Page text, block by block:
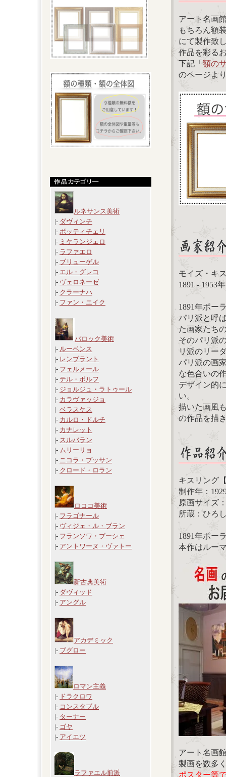
ルネサンス美術
|- ダヴィンチ
|- ボッティチェリ
|- ミケランジェロ
|- ラファエロ
|- ブリューゲル
|- エル・グレコ
|- ヴェロネーゼ
|- クラーナハ
|- ファン・エイク
バロック美術
|- ルーベンス
|- レンブラント
|- フェルメール
|- テル・ボルフ
|- ジョルジュ・ラトゥール
|- カラヴァッジョ
|- ベラスケス
|- カルロ・ドルチ
|- カナレット
|- スルバラン
|- ムリーリョ
|- ニコラ・プッサン
|- クロード・ロラン
ロココ美術
|- フラゴナール
|- ヴィジェ・ル・ブラン
|- フランソワ・ブーシェ
|- アントワーヌ・ヴァトー
新古典美術
|- ダヴィッド
|- アングル
アカデミック
|- ブグロー
ロマン主義
|- ドラクロワ
|- コンスタブル
|- ターナー
|- ゴヤ
|- アイエツ
ラファエル前派
アート名画
もちろん額
にて製作致
作品を彩る
下記「額の
のページよ
モイズ・キ
1891 - 1953
1891年ポー
パリ派と呼
た画家たち
そのパリ派
リ派のリー
パリ派の画
な色合いの
デザイン的
い。
描いた画風
の作品を描
キスリング
制作年：
原画サイズ
所蔵：ひろ
1891年ポー
本作はルー
アート名画
製画を数多
ポスター等